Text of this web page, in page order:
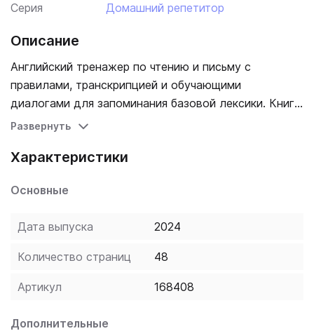
Серия Домашний репетитор
Описание
Английский тренажер по чтению и письму с
правилами, транскрипцией и обучающими
диалогами для запоминания базовой лексики. Книга
адресована младшим школьникам, изучающим
обучении. Она поможет детям совершенствовать
научиться разбираться в знаках английской
упражнения и забавные игры, включённые автором в
книгу, сделают их обучение лёгким и
увлекательным. Ученикам будет легко выполнять
интересные задания, следуя инструкциям и
своё время английский язык в школе, смогут и
Развернуть
Характеристики
Основные
Дата выпуска 2024
Количество страниц 48
Артикул 168408
Дополнительные